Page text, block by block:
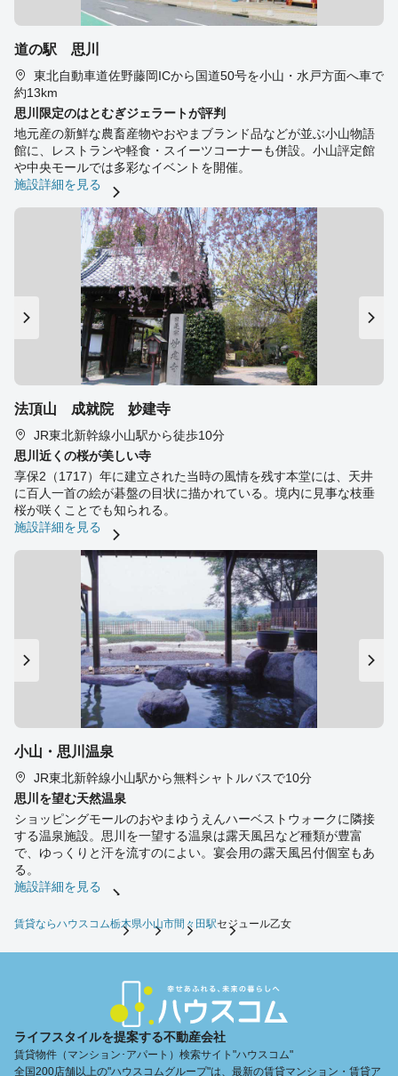
道の駅 思川
東北自動車道佐野藤岡ICから国道50号を小山・水戸方面へ車で
約13km
思川限定のはとむぎジェラートが評判
地元産の新鮮な農畜産物やおやまブランド品などが並ぶ小山物語
館に、レストランや軽食・スイーツコーナーも併設。小山評定館
や中央モールでは多彩なイベントを開催。
施設詳細を見る
法頂山 成就院 妙建寺
JR東北新幹線小山駅から徒歩10分
思川近くの桜が美しい寺
享保2（1717）年に建立された当時の風情を残す本堂には、天井
に百人一首の絵が碁盤の目状に描かれている。境内に見事な枝垂
桜が咲くことでも知られる。
施設詳細を見る
小山・思川温泉
JR東北新幹線小山駅から無料シャトルバスで10分
思川を望む天然温泉
ショッピングモールのおやまゆうえんハーベストウォークに隣接
する温泉施設。思川を一望する温泉は露天風呂など種類が豊富
で、ゆっくりと汗を流すのによい。宴会用の露天風呂付個室もあ
る。
施設詳細を見る
賃貸ならハウスコム栃木県小山市間々田駅セジュール乙女
ライフスタイルを提案する不動産会社
賃貸物件（マンション･アパート）検索サイト"ハウスコム"
全国200店舗以上の"ハウスコムグループ"は、最新の賃貸マンション・賃貸ア